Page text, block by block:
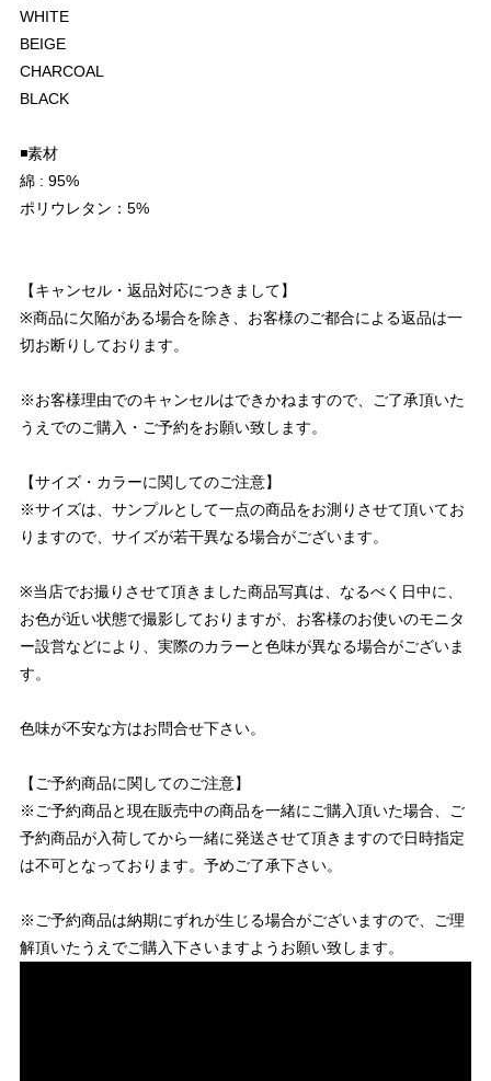
WHITE
BEIGE
CHARCOAL
BLACK
◾️素材
綿 : 95%
ポリウレタン：5%
【キャンセル・返品対応につきまして】
※商品に欠陥がある場合を除き、お客様のご都合による返品は一
切お断りしております。
※お客様理由でのキャンセルはできかねますので、ご了承頂いた
うえでのご購入・ご予約をお願い致します。
【サイズ・カラーに関してのご注意】
※サイズは、サンプルとして一点の商品をお測りさせて頂いてお
りますので、サイズが若干異なる場合がございます。
※当店でお撮りさせて頂きました商品写真は、なるべく日中に、
お色が近い状態で撮影しておりますが、お客様のお使いのモニタ
ー設営などにより、実際のカラーと色味が異なる場合がございま
す。
色味が不安な方はお問合せ下さい。
【ご予約商品に関してのご注意】
※ご予約商品と現在販売中の商品を一緒にご購入頂いた場合、ご
予約商品が入荷してから一緒に発送させて頂きますので日時指定
は不可となっております。予めご了承下さい。
※ご予約商品は納期にずれが生じる場合がございますので、ご理
解頂いたうえでご購入下さいますようお願い致します。